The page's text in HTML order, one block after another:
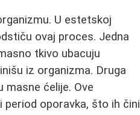
U estetskoj
ovaj proces. Jedna
tkivo ubacuju
iz organizma. Druga
masne ćelije. Ove
period oporavka, što ih čini